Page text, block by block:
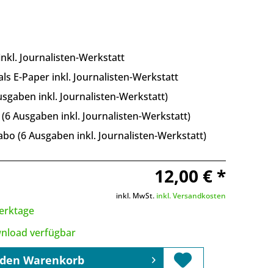
Journalisten-Werkstatt
E-Paper inkl. Journalisten-Werkstatt
inkl. Journalisten-Werkstatt)
Ausgaben inkl. Journalisten-Werkstatt)
(6 Ausgaben inkl. Journalisten-Werkstatt)
12,00 € *
inkl. MwSt. inkl. Versandkosten
verfügbar
Warenkorb